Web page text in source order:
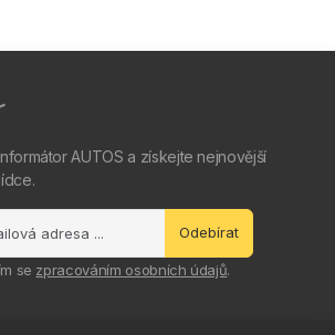
AUTOS a získejte nejnovější
Odebírat
se zpracováním osobních údajů.